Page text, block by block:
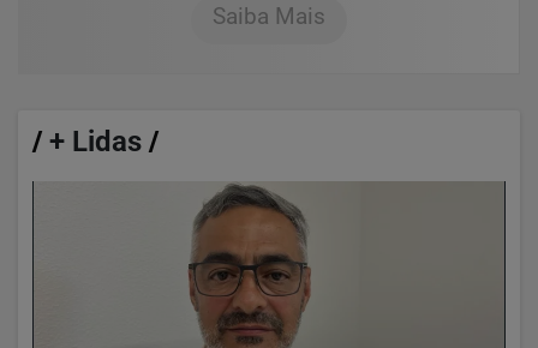
Saiba Mais
/ + Lidas /